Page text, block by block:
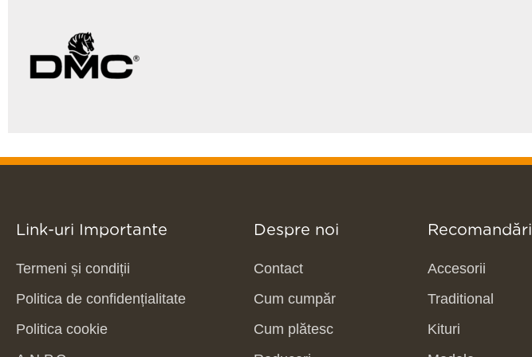
Link-uri Importante
Termeni și condiții
Politica de confidențialitate
Politica cookie
Despre noi
Contact
Cum cumpăr
Cum plătesc
Recomandări
Accesorii
Traditional
Kituri